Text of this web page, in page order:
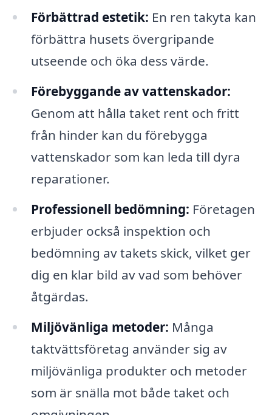
Förbättrad estetik: En ren takyta kan
förbättra husets övergripande
utseende och öka dess värde.
Förebyggande av vattenskador:
Genom att hålla taket rent och fritt
från hinder kan du förebygga
vattenskador som kan leda till dyra
reparationer.
Professionell bedömning: Företagen
erbjuder också inspektion och
bedömning av takets skick, vilket ger
dig en klar bild av vad som behöver
åtgärdas.
Miljövänliga metoder: Många
taktvättsföretag använder sig av
miljövänliga produkter och metoder
som är snälla mot både taket och